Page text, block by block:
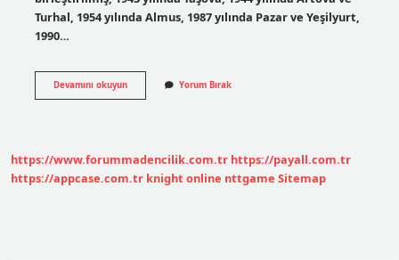
Turhal, 1954 yılında Almus, 1987 yılında Pazar ve Yeşilyurt,
1990…
Devamını okuyunTokatta
Kaç
Yorum Bırak
https://www.forummadencilik.com.tr https://payall.com.tr
https://appcase.com.tr knight online nttgame Sitemap